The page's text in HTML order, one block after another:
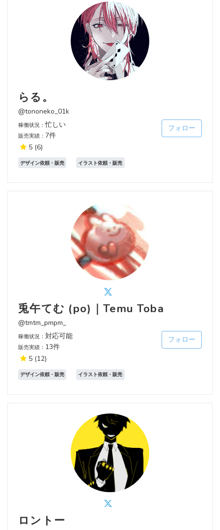
らる。
@tononeko_01k
稼働状況：忙しい
販売実績： 7件
5 (6)
フォロー
デザイン依頼・販売 イラスト依頼・販売
兎午てむ (po)｜Temu Toba
@tmtm_pmpm_
稼働状況： 対応可能
販売実績： 13件
5 (12)
フォロー
デザイン依頼・販売 イラスト依頼・販売
ロントー